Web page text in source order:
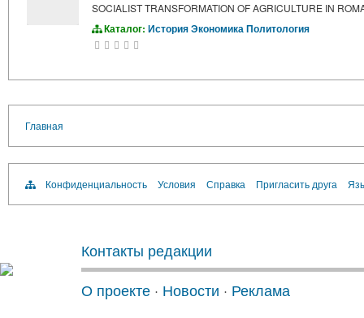
SOCIALIST TRANSFORMATION OF AGRICULTURE IN
Каталог: ИсторияЭкономикаПолитология
Главная
Конфиденциальность Условия Справка Пригласить друга
Контакты редакции
О проекте · Новости · Реклама